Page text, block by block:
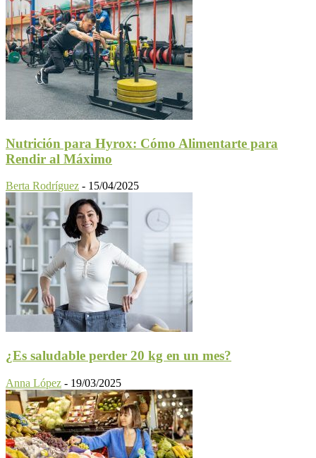
Nutrición para Hyrox: Cómo Alimentarte para
Rendir al Máximo
Berta Rodríguez - 15/04/2025
¿Es saludable perder 20 kg en un mes?
Anna López - 19/03/2025